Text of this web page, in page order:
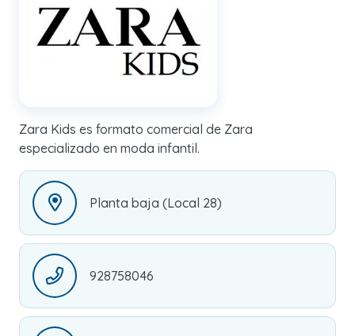
Zara Kids es formato comercial de Zara
especializado en moda infantil.
Planta baja (Local 28)
928758046